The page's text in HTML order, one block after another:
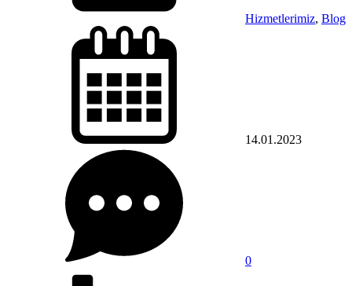
Hizmetlerimiz, Blog
14.01.2023
0